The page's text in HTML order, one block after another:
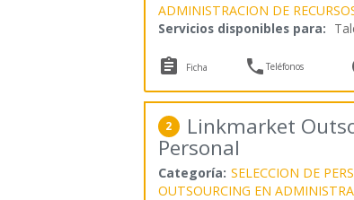
ADMINISTRACION DE
Servicios disponibles para:
 Ficha Teléfonos
2 Linkmarket
Personal
Categoría: SELECCION DE
OUTSOURCING EN